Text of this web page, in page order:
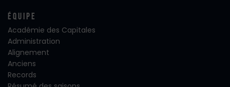
Équipe
Académie des Capitales
Administration
Alignement
Anciens
Records